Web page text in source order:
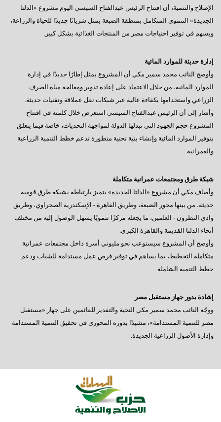
الإصلاح والتنمية، أن افتتاح الرئيس عبدالفتاح السيسي اليوم مشروع «الدلتا
الجديدة» التنموي المتكامل بمنطقة الضبعة يمثل شريانًا جديدًا للحياة والزراعة،
ويسهم في توفير احتياجات مصر من المنتجات الغذائية بشكل كبير.
إدارة حديثة للموارد المائية
وأوضح النائب محمد سمير مكي أن المشروع يمثل إطارًا جديدًا في إدارة
الموارد المائية، من خلال الاعتماد على إعادة تدوير ومعالجة مياه الصرف
الزراعي واستخدامها بكفاءة عالية عبر شبكات نقل عملاقة وتقنيات حديثة.
وأشار إلى أن الرئيس عبدالفتاح السيسي استعرض خلال كلمته في افتتاح
المشروع حجم الجهود التي تبذلها الدولة لمواجهة التحديات، خاصة فيما يتعلق
بتوفير الموارد المائية وإنشاء بنية تحتية متطورة تدعم خطط التنمية الزراعية
والعمرانية.
شبكة طرق ومجتمعات عمرانية متكاملة
وأضاف مكي أن مشروع «الدلتا الجديدة» يتميز بارتباطه بشبكة طرق قومية
حديثة، من بينها محور الضبعة، وطريق القاهرة - الإسكندرية الصحراوي، وطريق
وادي النطرون - العلمين، ما يجعله مركزًا تنمويًا يسهل الوصول إليه من مختلف
أنحاء الدلتا القديمة والقاهرة الكبرى.
وأوضح أن المشروع سيستوعب نحو مليوني أسرة داخل مجتمعات عمرانية
متكاملة التخطيط، بما يساهم في توفير فرص عمل مستدامة للشباب ودعم
خطط التنمية الشاملة.
إشادة بدور جهاز مستقبل مصر
ووجّه النائب محمد سمير مكي التحية والتقدير للقائمين على جهاز «مستقبل
مصر للتنمية المستدامة»، مشيدًا بدوره المحوري في تحقيق التنمية المستدامة
وإدارة الأصول الزراعية الجديدة.